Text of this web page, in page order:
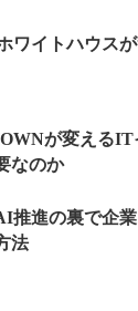
ワイトハウス